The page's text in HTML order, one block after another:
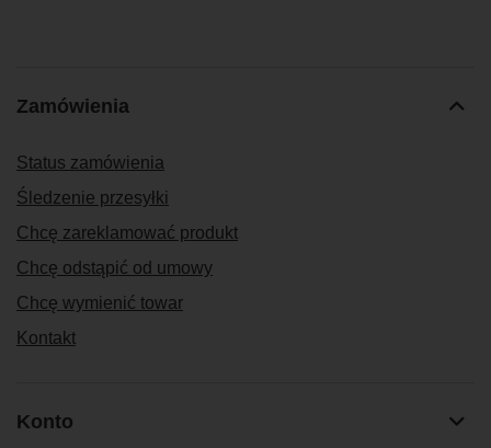
Zamówienia
Status zamówienia
Śledzenie przesyłki
Chcę zareklamować produkt
Chcę odstąpić od umowy
Chcę wymienić towar
Kontakt
Konto